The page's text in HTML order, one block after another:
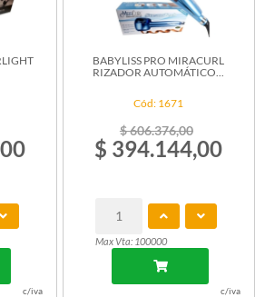
c/iva
BABYLISS PRO MIRACURL
RIZADOR AUTOMÁTICO...
Cód: 1671
$ 606.376,00
$ 394.144,00
Max Vta: 100000
c/iva